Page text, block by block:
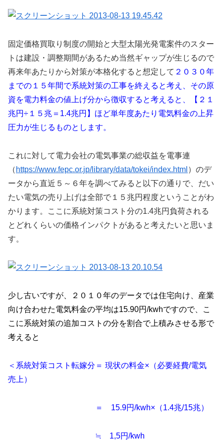
固定価格買取り制度の開始と大型太陽光発電案件のスター
トは建設・調整期間があるため当然ギャップが生じるので
再来年あたりから対策が本格化すると想定して ２０３０年
までの１５年間で系統対策の工事を終えると考え、その原
資を電力料金の値上げ分から徴収すると考えると、【２１
兆円÷１５兆＝1.4兆円】ほど単年度あたり電気料金の上昇
圧力が生じるものとします。
これに対して電力会社の電気事業の総収益を電事連
（ https://www.fepc.or.jp/library/data/tokei/index.html ）のデ
ータから直近５～６年を調べてみると以下の通りで、だい
たい電気の売り上げは全部で１５兆円程度ということがわ
かります。ここに系統対策コスト分の1.4兆円負荷される
とどれくらいの価格インパクトがあると考えたいと思いま
す。
少し古いですが、２０１０年のデータでは住宅向け、産業
向け合わせた電気料金の平均は15.90円/kwhですので、こ
こに系統対策の追加コストの分を割合で上積みさせる形で
考えると
＜系統対策コスト転嫁分＝ 現状の料金×（必要経費/電気
売上）
＝ 15.9円/kwh×（1.4兆/15兆）
≒ 1,5円/kwh